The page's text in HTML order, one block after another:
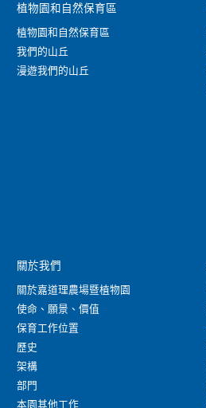
植物園和自然保育區
植物園和自然保育區
我們的山丘
漫遊我們的山丘
關於我們
關於嘉道理農場暨植物園
使命、願景、價值
保育工作位置
歷史
架構
部門
本園其他工作